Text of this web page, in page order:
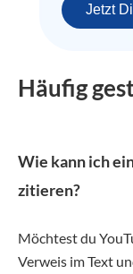
Jetzt
Häufig
Wie kann ich
zitieren?
Möchtest du
Verweis im Text